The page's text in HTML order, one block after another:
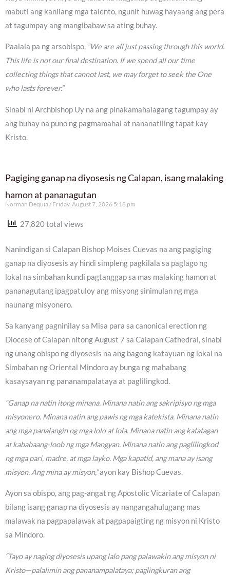
mabuti ang kanilang mga talento, ngunit huwag hayaang ang pera
at tagumpay ang mangibabaw sa ating buhay.
Paalala pa ng arsobispo, “We are all just passing through this world.
This life is not our final destination. If we spend all our time
collecting things that cannot last, we may forget to seek the One
who lasts forever.”
Sinabi ni Archbishop Uy na ang pinakamahalagang tagumpay ay
ang buhay na puno ng pagmamahal at nananatiling tapat kay
Kristo.
Pagiging ganap na diyosesis ng Calapan, isang malaking
hamon at pananagutan
Norman Dequia Friday, August 7, 2026 5:18 pm
27,820 total views
Nanindigan si Calapan Bishop Moises Cuevas na ang pagiging
ganap na diyosesis ay hindi simpleng pagkilala sa paglago ng
lokal na simbahan kundi pagtanggap sa mas malaking hamon at
pananagutang ipagpatuloy ang misyong sinimulan ng mga
naunang misyonero.
Sa kanyang pagninilay sa Misa para sa canonical erection ng
Diocese of Calapan nitong August 7 sa Calapan Cathedral, sinabi
ng unang obispo ng diyosesis na ang bagong katayuan ng lokal na
Simbahan ng Oriental Mindoro ay bunga ng mahabang
kasaysayan ng pananampalataya at paglilingkod.
“Ganap na natin itong minana. Minana natin ang sakripisyo ng mga
misyonero. Minana natin ang pawis ng mga katekista. Minana natin
ang mga panalangin ng mga lolo at lola. Minana natin ang katatagan
at kababaang-loob ng mga Mangyan. Minana natin ang paglilingkod
ng mga pari, madre, at mga layko. Mga kapatid, ang mana ay isang
misyon. Ang mina ay misyon,”ayon kay Bishop Cuevas.
Ayon sa obispo, ang pag-angat ng Apostolic Vicariate of Calapan
bilang isang ganap na diyosesis ay nangangahulugang mas
malawak na pagpapalawak at pagpapaigting ng misyon ni Kristo
sa Mindoro.
“Tayo ay naging diyosesis upang lalo pang palawakin ang misyon ni
Kristo—palalimin ang pananampalataya; paglingkuran ang